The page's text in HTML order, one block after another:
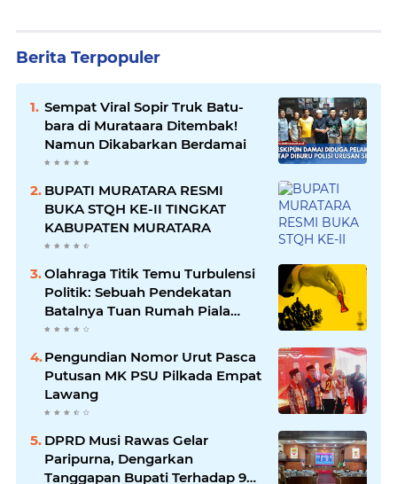
Berita Terpopuler
Sempat Viral Sopir Truk Batu-
bara di Murataara Ditembak!
Namun Dikabarkan Berdamai
BUPATI MURATARA RESMI
BUKA STQH KE-II TINGKAT
KABUPATEN MURATARA
Olahraga Titik Temu Turbulensi
Politik: Sebuah Pendekatan
Batalnya Tuan Rumah Piala
Dunia U-20
Pengundian Nomor Urut Pasca
Putusan MK PSU Pilkada Empat
Lawang
DPRD Musi Rawas Gelar
Paripurna, Dengarkan
Tanggapan Bupati Terhadap 9